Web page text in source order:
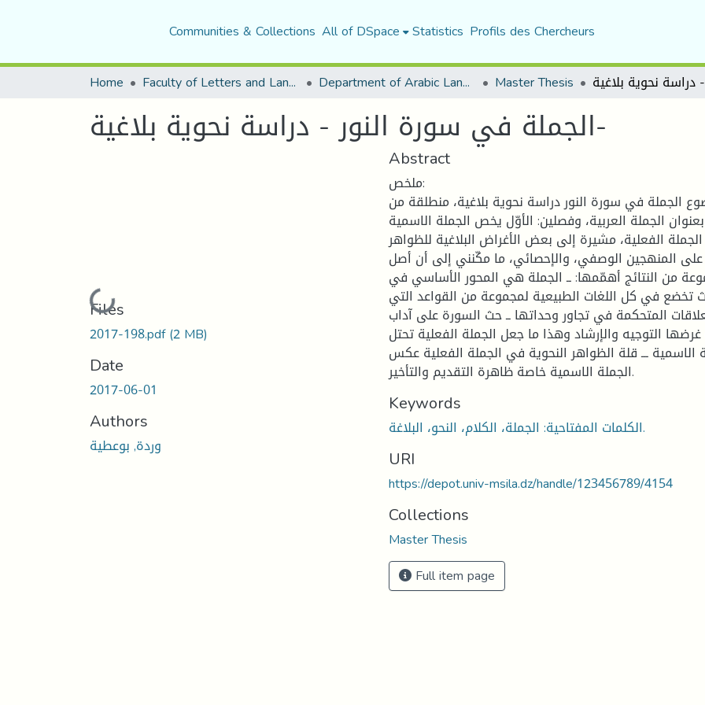
Communities & Collections All of DSpace Statistics Profils des Chercheurs
Home Faculty of Letters and Languages Department of Arabic Language and Literature Master Thesis
الجملة في سورة النور - دراسة نحوية بلاغية-
Loading...
Files
2017-198.pdf(2 MB)
Date
2017-06-01
Authors
وردة, بوعطية
Abstract
ملخص:
الجملة في سورة النور دراسة نحوية بلاغية، منطلقة من
الجملة العربية، وفصلين: الأوّل يخص الجملة الاسمية
الفعلية، مشيرة إلى بعض الأغراض البلاغية للظواهر
على المنهجين الوصفي، والإحصائي، ما مكّنني إلى أن أصل
من النتائج أهمّمها: ــ الجملة هي المحور الأساسي في
تخضع في كل اللغات الطبيعية لمجموعة من القواعد التي
المتحكمة في تجاور وحداتها ــ حث السورة على آداب
غرضها التوجيه والإرشاد وهذا ما جعل الجملة الفعلية تحتل
الاسمية ـــ قلة الظواهر النحوية في الجملة الفعلية عكس
الجملة الاسمية خاصة ظاهرة التقديم والتأخير.
Keywords
الكلمات المفتاحية: الجملة، الكلام، النحو، البلاغة.
URI
https://depot.univ-msila.dz/handle/123456789/4154
Collections
Master Thesis
Full item page